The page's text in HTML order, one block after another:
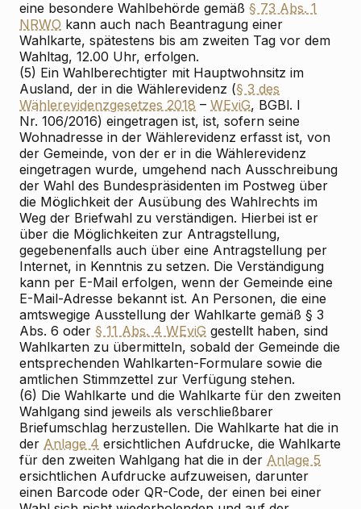
eine besondere Wahlbehörde gemäß § 73 Abs. 1
NRWO kann auch nach Beantragung einer
Wahlkarte, spätestens bis am zweiten Tag vor dem
Wahltag, 12.00 Uhr, erfolgen.
(5) Ein Wahlberechtigter mit Hauptwohnsitz im
Ausland, der in die Wählerevidenz (§ 3 des
Wählerevidenzgesetzes 2018 – WEviG, BGBl. I
Nr. 106/2016) eingetragen ist, ist, sofern seine
Wohnadresse in der Wählerevidenz erfasst ist, von
der Gemeinde, von der er in die Wählerevidenz
eingetragen wurde, umgehend nach Ausschreibung
der Wahl des Bundespräsidenten im Postweg über
die Möglichkeit der Ausübung des Wahlrechts im
Weg der Briefwahl zu verständigen. Hierbei ist er
über die Möglichkeiten zur Antragstellung,
gegebenenfalls auch über eine Antragstellung per
Internet, in Kenntnis zu setzen. Die Verständigung
kann per E-Mail erfolgen, wenn der Gemeinde eine
E-Mail-Adresse bekannt ist. An Personen, die eine
amtswegige Ausstellung der Wahlkarte gemäß § 3
Abs. 6 oder § 11 Abs. 4 WEviG gestellt haben, sind
Wahlkarten zu übermitteln, sobald der Gemeinde die
entsprechenden Wahlkarten-Formulare sowie die
amtlichen Stimmzettel zur Verfügung stehen.
(6) Die Wahlkarte und die Wahlkarte für den zweiten
Wahlgang sind jeweils als verschließbarer
Briefumschlag herzustellen. Die Wahlkarte hat die in
der Anlage 4 ersichtlichen Aufdrucke, die Wahlkarte
für den zweiten Wahlgang hat die in der Anlage 5
ersichtlichen Aufdrucke aufzuweisen, darunter
einen Barcode oder QR-Code, der einen bei einer